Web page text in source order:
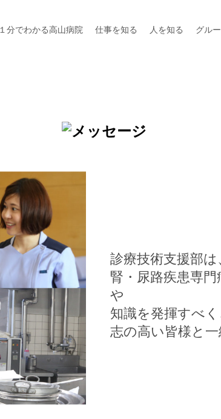
１分でわかる高山病院 仕事を知る 人を知る グル
診療技術支援部は
腎・尿路疾患専
や
知識を発揮すべ
志の高い皆様と